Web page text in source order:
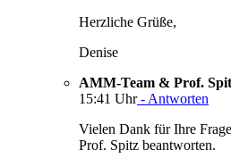
Herzliche Grüße,
Denise
AMM-Team & Prof.
15:41 Uhr- Antworten
Vielen Dank für Ihre
Prof. Spitz beantworten.